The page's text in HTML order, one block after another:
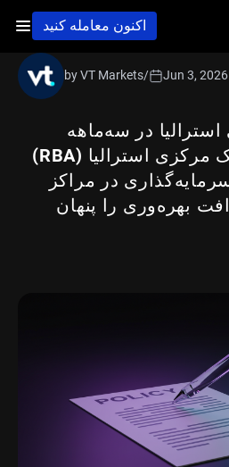
اکنون معامله کنید
استرالیا در سه‌ماهه
نخست با برآورد بانک مرکزی استرالیا (RBA)
در مراکز
بهره‌وری را پنهان
by VT Markets/ Jun 3, 2026